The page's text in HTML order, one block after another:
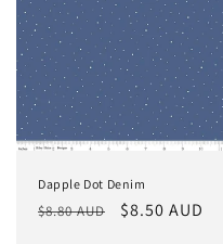
Dapple Dot Denim
Normaler
$8.80 AUD Verkaufspreis
$8.50 AUD